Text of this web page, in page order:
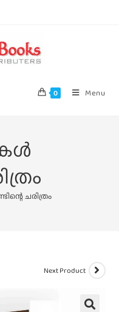
0 Menu
ചരിത്രം
Next Product